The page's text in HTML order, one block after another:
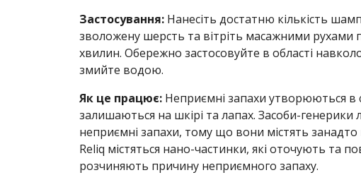
Застосування: Нанесіть достатню кількість
зволожену шерсть та вітріть масажними рухами
хвилин. Обережно застосовуйте в області
змийте водою.
Як це працює: Неприємні запахи утворюються в
залишаються на шкірі та лапах. Засоби-
неприємні запахи, тому що вони містять занадто
Reliq містяться нано-частинки, які оточують та
розчиняють причину неприємного запаху.